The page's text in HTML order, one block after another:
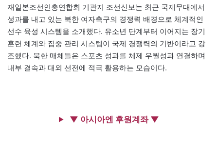
재일본조선인총연합회 기관지 조선신보는 최근 국제무대에서
성과를 내고 있는 북한 여자축구의 경쟁력 배경으로 체계적인
선수 육성 시스템을 소개했다. 유소년 단계부터 이어지는 장기
훈련 체계와 집중 관리 시스템이 국제 경쟁력의 기반이라고 강
조했다. 북한 매체들은 스포츠 성과를 체제 우월성과 연결하며
내부 결속과 대외 선전에 적극 활용하는 모습이다.
▼ 아시아엔 후원계좌 ▼